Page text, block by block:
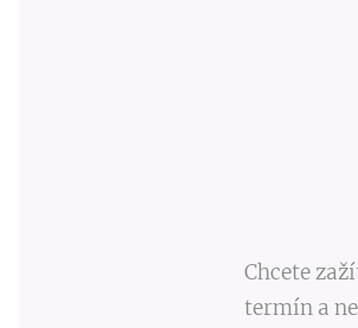
Chcete
termín a